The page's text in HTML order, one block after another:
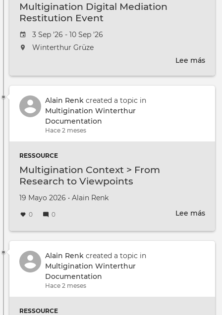
Multigination Digital Mediation
Restitution Event
Event date
3 Sep '26 - 10 Sep '26
The event will take place at the
Winterthur Gr¨üze
Lee más
Alain Renk created a topic in
Multigination Winterthur
Documentation
Hace 2 meses
RESSOURCE
Multigination Context > From
Research to Viewpoints
Creado en
19 Mayo 2026 •
por Alain Renk
0 0 Lee más
Alain Renk created a topic in
Multigination Winterthur
Documentation
Hace 2 meses
RESSOURCE